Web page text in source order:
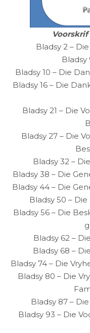
Voorskrif
Bladsy 2 –
Bladsy
Bladsy 10 – Die
Bladsy 16 – Die
Bladsy 21 – Die
Bladsy 27 – Die
Bladsy 32 –
Bladsy 38 – Die
Bladsy 44 – Die
Bladsy 50 –
Bladsy 56 – Die
Bladsy 62 –
Bladsy 68 –
Bladsy 74 – Die
Bladsy 80 – Die
Bladsy 87 –
Bladsy 93 – Die